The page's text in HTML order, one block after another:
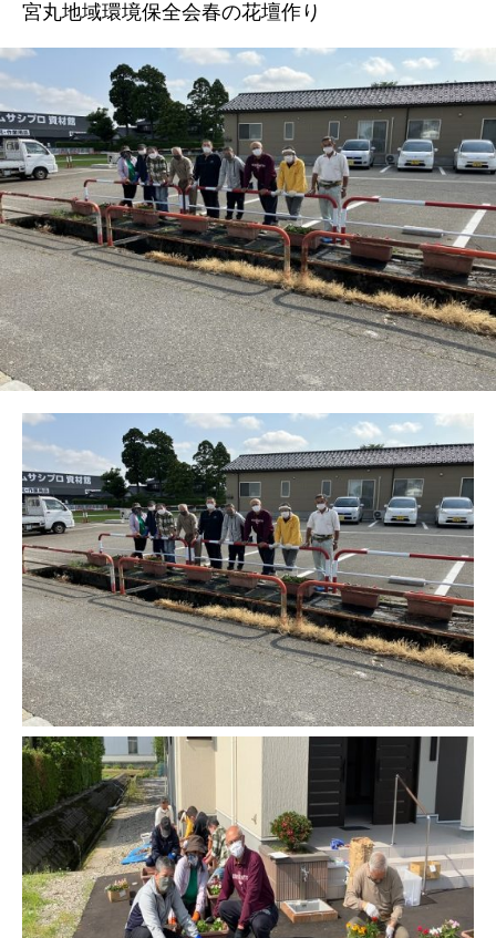
宮丸地域環境保全会春の花壇作り